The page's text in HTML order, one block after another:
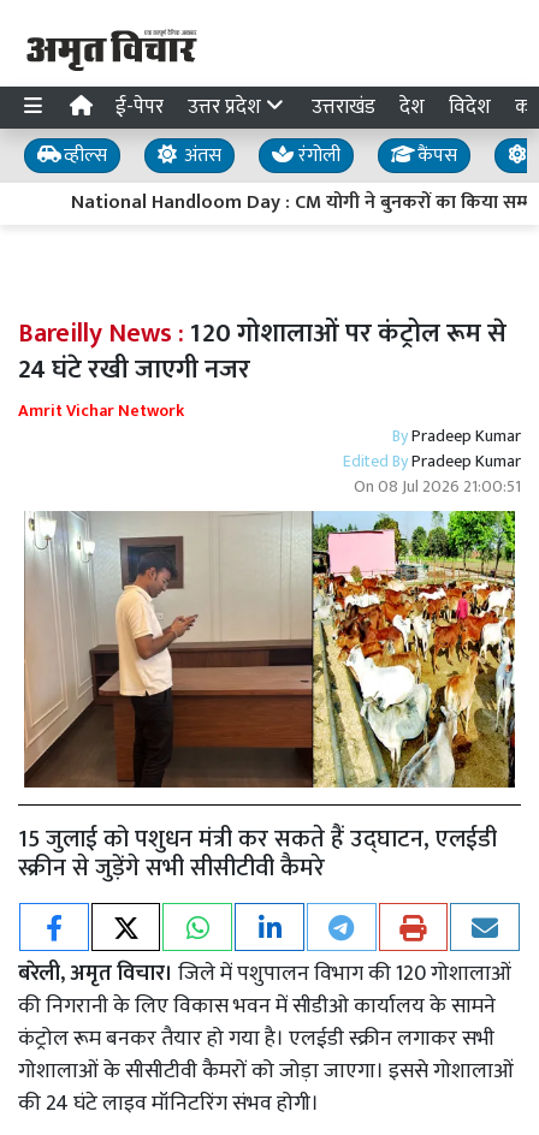
ई-पेपर उत्तर प्रदेश उत्तराखंड देश विदेश
व्हील्स अंतस रंगोली कैंपस
National Handloom Day : CM योगी ने बुनकरों का किया
Bareilly News :120 गोशालाओं पर कंट्रोल रूम से
24 घंटे रखी जाएगी नजर
Amrit Vichar Network
ByPradeep Kumar
Edited ByPradeep Kumar
On08 Jul 2026 21:00:51
15 जुलाई को पशुधन मंत्री कर सकते हैं उद्घाटन, एलईडी
स्क्रीन से जुड़ेंगे सभी सीसीटीवी कैमरे
बरेली, अमृत विचार। जिले में पशुपालन विभाग की 120 गोशालाओं
की निगरानी के लिए विकास भवन में सीडीओ कार्यालय के सामने
कंट्रोल रूम बनकर तैयार हो गया है। एलईडी स्क्रीन लगाकर सभी
गोशालाओं के सीसीटीवी कैमरों को जोड़ा जाएगा। इससे गोशालाओं
की 24 घंटे लाइव मॉनिटरिंग संभव होगी।